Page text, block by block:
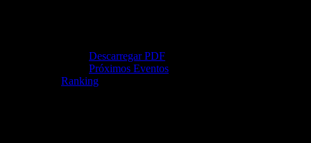
Descarregar PDF
Próximos Eventos
Ranking